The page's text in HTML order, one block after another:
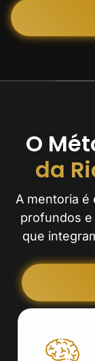
O
da
A mentoria é
profundos
que